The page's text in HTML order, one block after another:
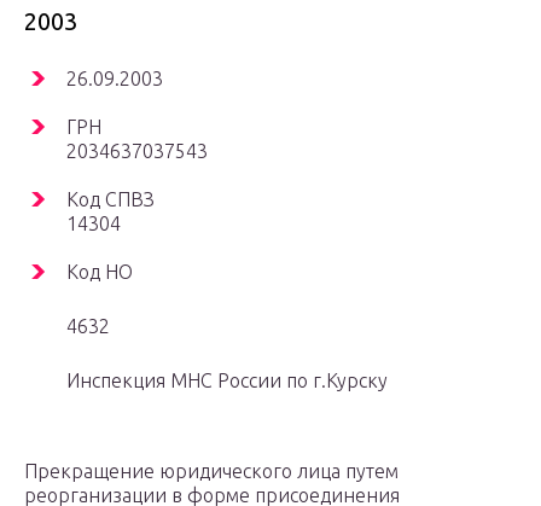
2003
26.09.2003
ГРН
2034637037543
Код СПВЗ
14304
Код НО
4632
Инспекция МНС России по г.Курску
Прекращение юридического лица путем
реорганизации в форме присоединения